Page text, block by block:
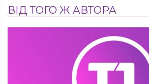
ВІД ТОГО Ж АВТОРА